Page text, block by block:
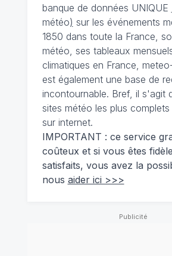
banque de données UNIQUE
météo) sur les événements
1850 dans toute la France,
météo, ses tableaux
climatiques en France,
est également une base de
incontournable. Bref, il s'agit
sites météo les plus complets
sur internet.
IMPORTANT : ce service
coûteux et si vous êtes
satisfaits, vous avez la
nous aider ici >>>